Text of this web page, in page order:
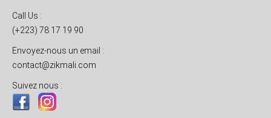
Call Us :
(+223) 78 17 19 90
Envoyez-nous un email :
contact@zikmali.com
Suivez nous :